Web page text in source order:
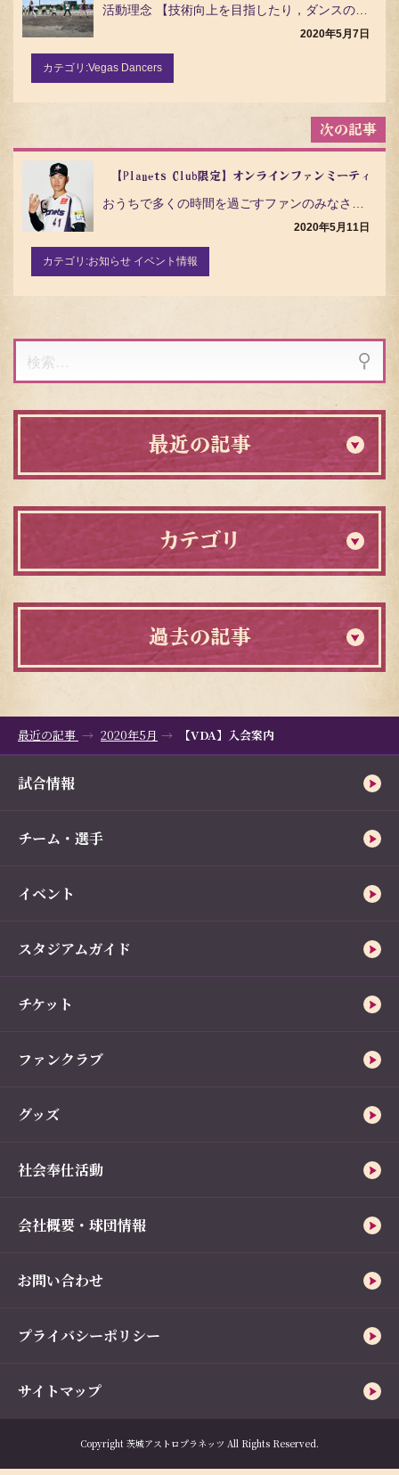
ー
シ
2020年5月7日
カテゴリ:Vegas Dancers
【Planets Club限定】オンラインファンミーティング
おうちで多くの時間を過ごすファンのみなさまがご自宅からご参加いただけるオンラインイベント『オンライン…
2020年5月11日
カテゴリ:お知らせ イベント情報
索:
最近の記事
カテゴリ
過去の記事
最近の記事 2020年5月 【VDA】入会案内
試合情報
チーム・選手
イベント
スタジアムガイド
チケット
ファンクラブ
グッズ
社会奉仕活動
会社概要・球団情報
お問い合わせ
プライバシーポリシー
サイトマップ
Copyright 茨城アストロプラネッツ All Rights Reserved.